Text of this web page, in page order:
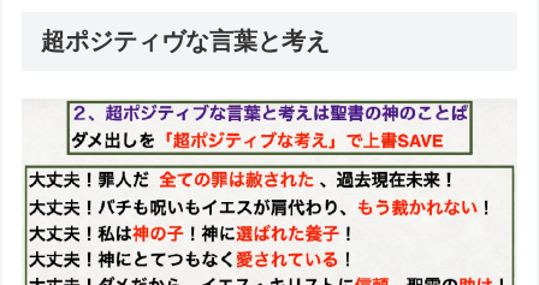
超ポジティヴな言葉と考え